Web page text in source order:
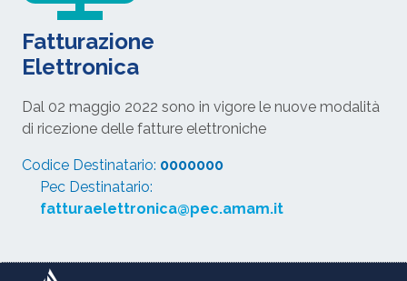
Fatturazione
Elettronica
Dal 02 maggio 2022 sono in vigore le nuove modalità
di ricezione delle fatture elettroniche
Codice Destinatario: 0000000
Pec Destinatario:
fatturaelettronica@pec.amam.it